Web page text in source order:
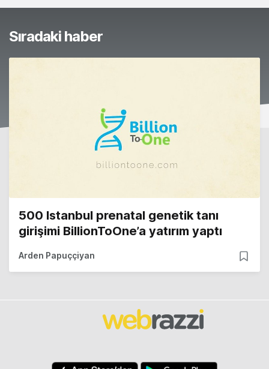
Sıradaki haber
500 Istanbul prenatal genetik tanı
girişimi BillionToOne’a yatırım yaptı
Arden Papuççiyan